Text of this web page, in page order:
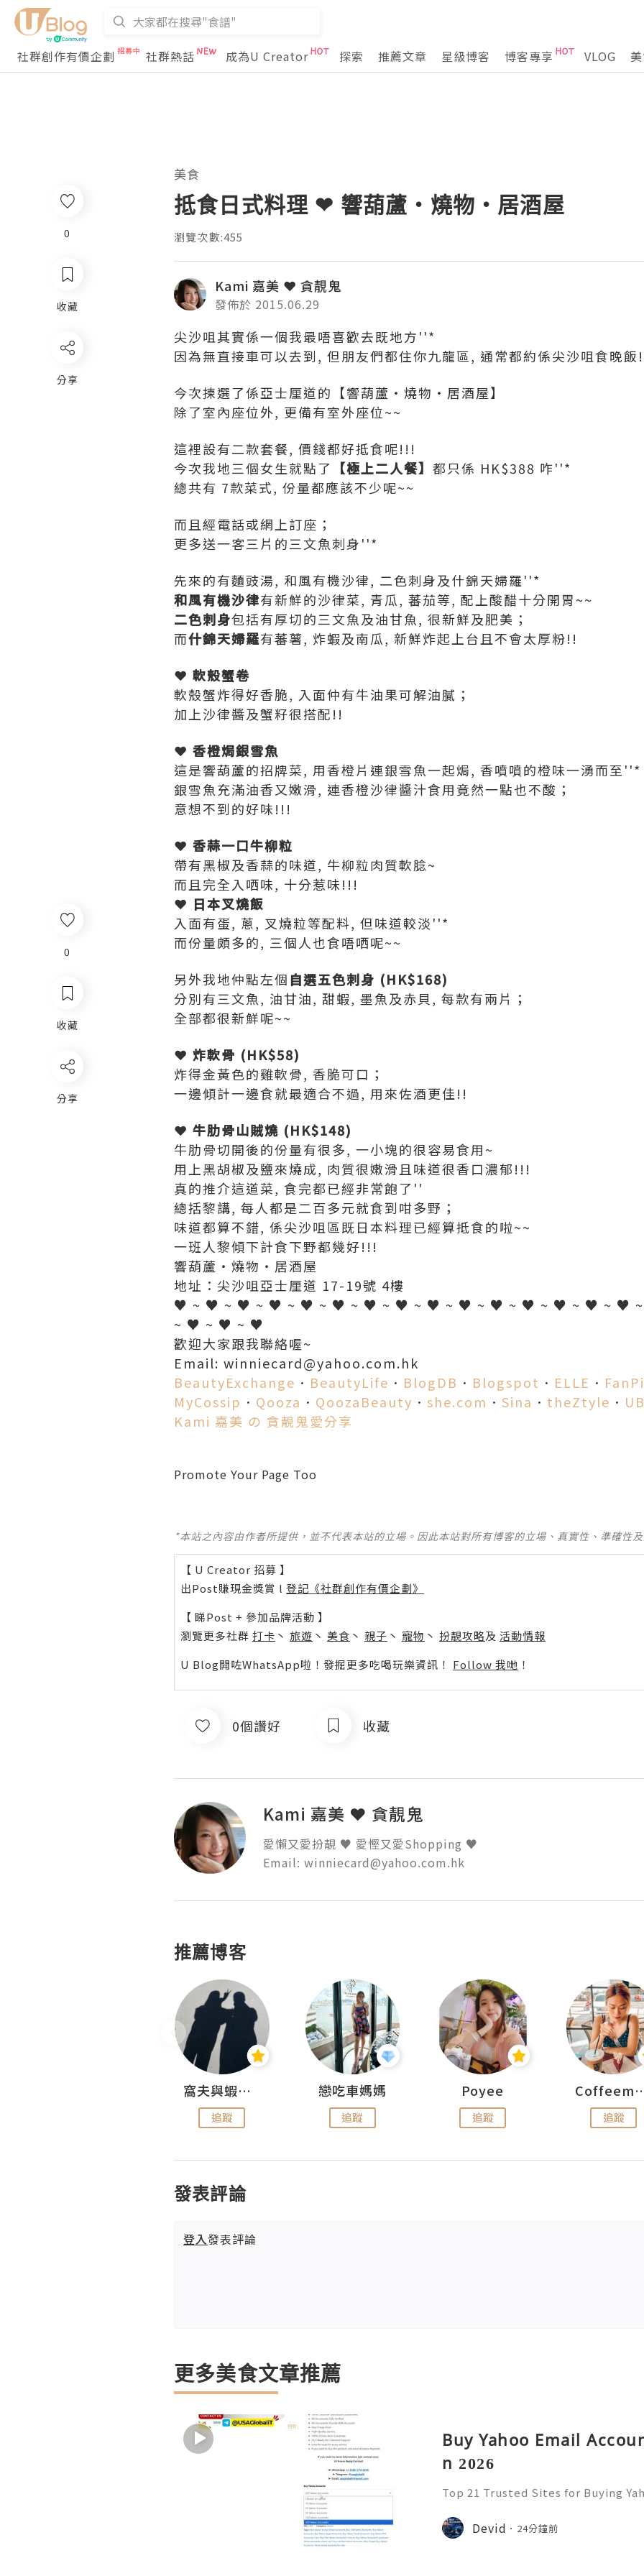
社群創作有價企劃 社群熱話 成為U Creator 探索 推薦文章 星級博客 博客專享 VLOG
0
收藏
分享
美食
抵食日式料理 ❤ 響葫蘆‧燒物‧居酒屋
瀏覽次數:455
Kami 嘉美 ❤ 貪靚鬼
發佈於 2015.06.29
尖沙咀其實係一個我最唔喜歡去既地方''*
因為無直接車可以去到, 但朋友們都住你九龍區, 通常都約係尖沙咀食晚
今次揀選了係亞士厘道的【響葫蘆‧燒物‧居酒屋】
除了室內座位外, 更備有室外座位~~
這裡設有二款套餐, 價錢都好抵食呢!!!
今次我地三個女生就點了
【極上二人餐】 都只係 HK$388 咋''*
總共有 7款菜式, 份量都應該不少呢~~
而且經電話或網上訂座；
更多送一客三片的三文魚刺身''*
先來的有麵豉湯, 和風有機沙律, 二色刺身及什錦天婦羅''*
和風有機沙律有新鮮的沙律菜, 青瓜, 蕃茄等, 配上酸醋十分開胃~~
二色刺身包括有厚切的三文魚及油甘魚, 很新鮮及肥美；
而什錦天婦羅有蕃薯, 炸蝦及南瓜, 新鮮炸起上台且不會太厚粉!!
❤ 軟殼蟹卷
軟殼蟹炸得好香脆, 入面仲有牛油果可解油膩；
加上沙律醬及蟹籽很搭配!!
❤ 香橙焗銀雪魚
這是響葫蘆的招牌菜, 用香橙片連銀雪魚一起焗, 香噴噴的橙味一湧而至''*
銀雪魚充滿油香又嫩滑, 連香橙沙律醬汁食用竟然一點也不酸；
意想不到的好味!!!
❤ 香蒜一口牛柳粒
帶有黑椒及香蒜的味道, 牛柳粒肉質軟腍~
而且完全入哂味, 十分惹味!!!
❤ 日本叉燒飯
入面有蛋, 蔥, 叉燒粒等配料, 但味道較淡''*
而份量頗多的, 三個人也食唔哂呢~~
另外我地仲點左個自選五色刺身 (HK$168)
分別有三文魚, 油甘油, 甜蝦, 墨魚及赤貝, 每款有兩片；
全部都很新鮮呢~~
❤ 炸軟骨 (HK$58)
炸得金黃色的雞軟骨, 香脆可口；
一邊傾計一邊食就最適合不過, 用來佐酒更佳!!
❤ 牛肋骨山賊燒 (HK$148)
牛肋骨切開後的份量有很多, 一小塊的很容易食用~
用上黑胡椒及鹽來燒成, 肉質很嫩滑且味道很香口濃郁!!!
真的推介這道菜, 食完都已經非常飽了''
總括黎講, 每人都是二百多元就食到咁多野；
味道都算不錯, 係尖沙咀區既日本料理已經算抵食的啦~~
一班人黎傾下計食下野都幾好!!!
響葫蘆‧燒物‧居酒屋
地址：尖沙咀亞士厘道 17-19號 4樓
♥ ~ ♥ ~ ♥ ~ ♥ ~ ♥ ~ ♥ ~ ♥ ~ ♥ ~ ♥ ~ ♥ ~ ♥ ~ ♥ ~ ♥ ~ ♥ ~ ♥
~ ♥ ~ ♥ ~ ♥
歡迎大家跟我聯絡喔~
Email: winniecard@yahoo.com.hk
BeautyExchange ． BeautyLife ． BlogDB ． Blogspot ． ELLE ．
MyCossip ． Qooza ． QoozaBeauty ． she.com ． Sina ． theZtyle ．
Kami 嘉美 の 貪靚鬼愛分享
Promote Your Page Too
*本站之內容由作者所提供，並不代表本站的立場。因此本站對所有博客的立場、真實性、準確性
【 U Creator 招募 】
出Post賺現金獎賞 l 登記《社群創作有價企劃》
【 睇Post + 參加品牌活動 】
瀏覽更多社群 打卡 丶 旅遊 丶 美食 丶 親子 丶 寵物 丶 扮靚攻略及 活動情報
U Blog開咗WhatsApp啦！發掘更多吃喝玩樂資訊！ Follow 我哋 ！
0個讚好 收藏
Kami 嘉美 ❤ 貪靚鬼
愛懶又愛扮靚 ♥ 愛慳又愛Shopping ♥
Email: winniecard@yahoo.com.hk
推薦博客
窩夫與蝦子餅
追蹤
戀吃車媽媽
追蹤
Poyee
追蹤 追蹤
發表評論
登入發表評論
更多美食文章推薦
Buy Yahoo Email
n 2026
Top 21 Trusted Sites for Buying
➤ Email: usaglobalit@gmail.com
Devid 24分鐘前
0
收藏
分享